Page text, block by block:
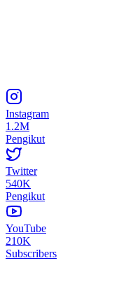
Instagram
1.2M
Pengikut
Twitter
540K
Pengikut
YouTube
210K
Subscribers